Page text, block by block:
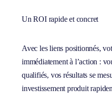
Un ROI rapide et concret
Avec les liens positionnés,
immédiatement à l’action :
qualifiés, vos résultats se
investissement produit